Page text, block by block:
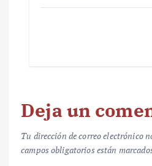
Deja un
Tu dirección de correo electrónico
campos obligatorios están